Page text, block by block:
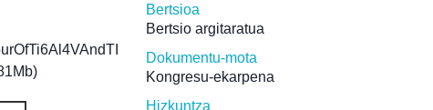
Bertsioa
Bertsio argitaratua
Dokumentu-mota
Kongresu-ekarpena
Hizkuntza